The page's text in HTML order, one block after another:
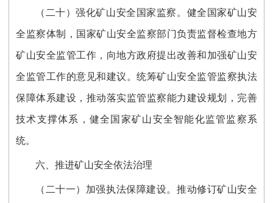
（二十）强化矿山安全国家监察。健全国家矿山安
全监察体制，国家矿山安全监察部门负责监督检查地方
矿山安全监管工作，向地方政府提出改善和加强矿山安
全监管工作的意见和建议。统筹矿山安全监管监察执法
保障体系建设，推动落实监管监察能力建设规划，完善
技术支撑体系，健全国家矿山安全智能化监管监察系
统。
六、推进矿山安全依法治理
（二十一）加强执法保障建设。推动修订矿山安全